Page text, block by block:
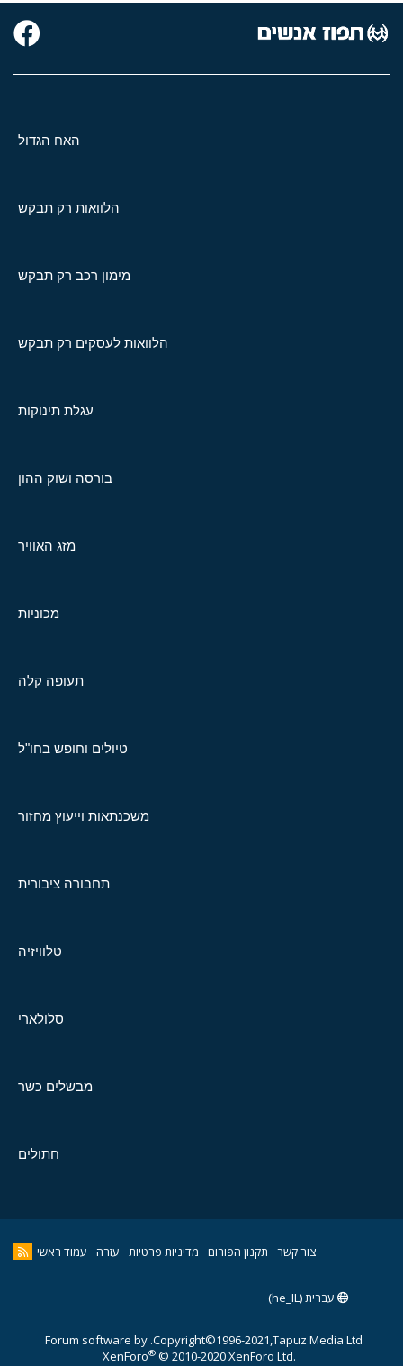
האח הגדול
הלוואות רק תבקש
מימון רכב רק תבקש
הלוואות לעסקים רק תבקש
עגלת תינוקות
בורסה ושוק ההון
מזג האוויר
מכוניות
תעופה קלה
טיולים וחופש בחו"ל
משכנתאות וייעוץ מחזור
תחבורה ציבורית
טלוויזיה
סלולארי
מבשלים כשר
חתולים
צור קשר תקנון הפורום מדיניות פרטיות עזרה עמוד ראשי
עברית (he_IL)
Copyright©1996-2021,Tapuz Media Ltd.
Forum software by
XenForo® © 2010-2020 XenForo Ltd.